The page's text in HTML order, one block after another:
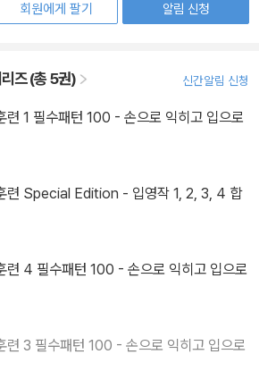
회원에게 팔기
알림 신청
즈 (총 5권) 신간알림 신청
련 1 필수패턴 100 - 손으로 익히고 입으로
련 Special Edition - 입영작 1, 2, 3, 4 합
련 4 필수패턴 100 - 손으로 익히고 입으로
련 3 필수패턴 100 - 손으로 익히고 입으로